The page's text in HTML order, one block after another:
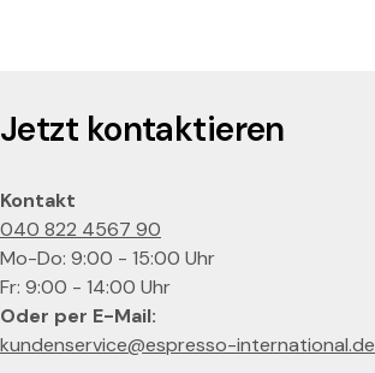
a
s
s
e
Jetzt kontaktieren
Kontakt
040 822 4567 90
Mo-Do: 9:00 - 15:00 Uhr
Fr: 9:00 - 14:00 Uhr
Oder per E-Mail:
kundenservice@espresso-international.de